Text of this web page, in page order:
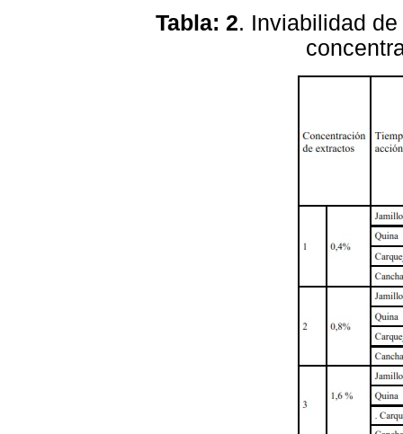
Tabla: 2. Inviabilidad